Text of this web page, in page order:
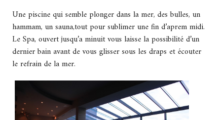
Une piscine qui semble plonger dans la mer, des bulles, un
hammam, un sauna,tout pour sublimer une fin d’aprem midi.
Le Spa, ouvert jusqu’a minuit vous laisse la possibilité d’un
dernier bain avant de vous glisser sous les draps et écouter
le refrain de la mer.